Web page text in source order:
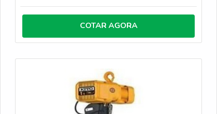
acidentes. O empregador (fabricante) deve adotar
medidas de proteção para o trabalho em máquinas e
equipamentos, capazes de garantir a saúde e a
integridade física dos trabalhadores.
COTAR AGORA